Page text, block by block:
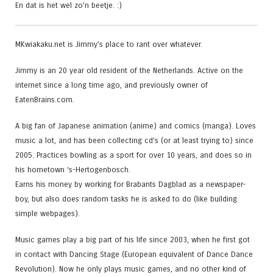
En dat is het wel zo’n beetje. :)
MKwiakaku.net is Jimmy’s place to rant over whatever.
Jimmy is an 20 year old resident of the Netherlands. Active on the
internet since a long time ago, and previously owner of
EatenBrains.com.
A big fan of Japanese animation (anime) and comics (manga). Loves
music a lot, and has been collecting cd’s (or at least trying to) since
2005. Practices bowling as a sport for over 10 years, and does so in
his hometown ‘s-Hertogenbosch.
Earns his money by working for Brabants Dagblad as a newspaper-
boy, but also does random tasks he is asked to do (like building
simple webpages).
Music games play a big part of his life since 2003, when he first got
in contact with Dancing Stage (European equivalent of Dance Dance
Revolution). Now he only plays music games, and no other kind of